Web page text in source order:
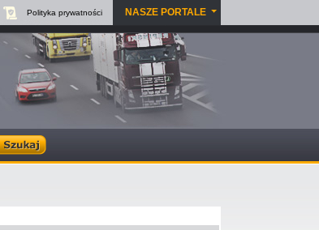
Polityka prywatności NASZE PORTALE